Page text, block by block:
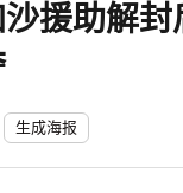
援助解
生成海报